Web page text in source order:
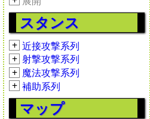
スタンス
+ 近接攻撃系列
+ 射撃攻撃系列
+ 魔法攻撃系列
+ 補助系列
マップ